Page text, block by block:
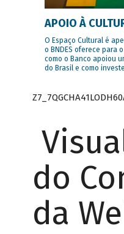
APOIO À
O Espaço Cultural é
o BNDES oferece para
como o Banco apoiou
do Brasil e como
do
da